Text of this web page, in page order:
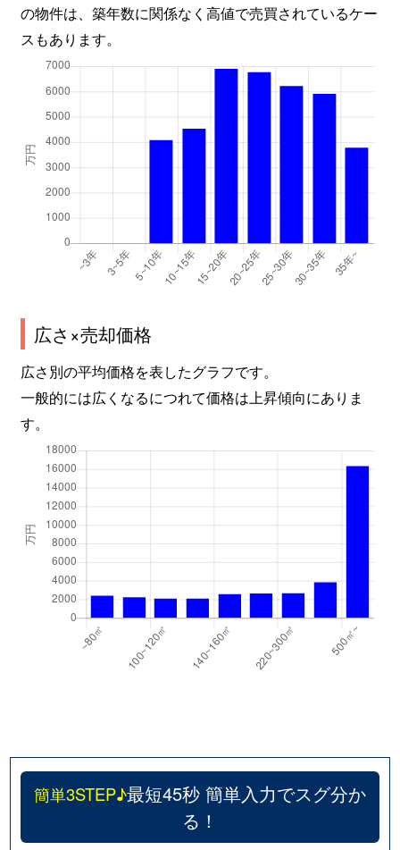
の物件は、築年数に関係なく高値で売買されているケー
スもあります。
広さ×売却価格
広さ別の平均価格を表したグラフです。
一般的には広くなるにつれて価格は上昇傾向にありま
す。
簡単3STEP♪最短45秒 簡単入力でスグ分か
る！